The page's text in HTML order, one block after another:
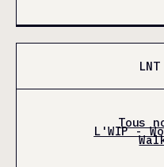
LNT
Tous
L'WIP -